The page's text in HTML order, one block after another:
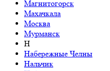
Магнитогорск
Махачкала
Москва
Мурманск
Н
Набережные Челны
Нальчик